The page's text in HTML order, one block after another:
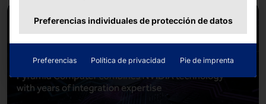
Preferencias individuales de protección de datos
Preferencias Política de privacidad Pie de imprenta